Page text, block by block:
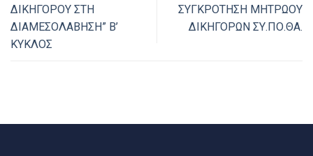
ΔΙΚΗΓΟΡΟΥ ΣΤΗ
ΔΙΑΜΕΣΟΛΑΒΗΣΗ” Β’
ΚΥΚΛΟΣ
ΣΥΓΚΡΟΤΗΣΗ ΜΗΤΡΩΟΥ
ΔΙΚΗΓΟΡΩΝ ΣΥ.ΠΟ.ΘΑ.